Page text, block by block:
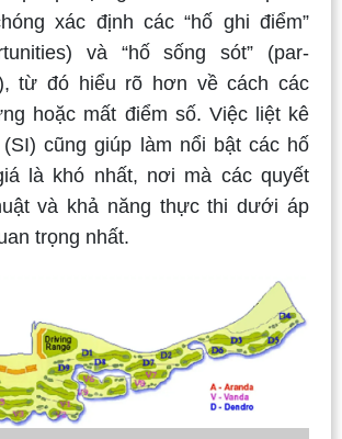
xác định các “hố ghi điểm”
và “hố sống sót” (par-
từ đó hiểu rõ hơn về cách các
hoặc mất điểm số. Việc liệt kê
(SI) cũng giúp làm nổi bật các hố
là khó nhất, nơi mà các quyết
và khả năng thực thi dưới áp
trọng nhất.